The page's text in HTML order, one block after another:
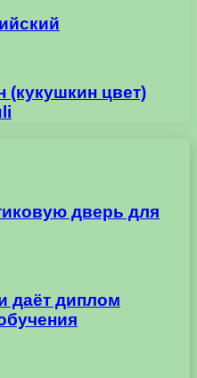
(кукушкин цвет)
дверь для
даёт диплом